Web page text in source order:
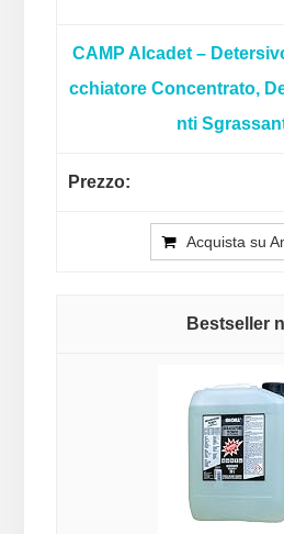
CAMP Alcadet –
cchiatore Concentrato,
nti
Acquista su